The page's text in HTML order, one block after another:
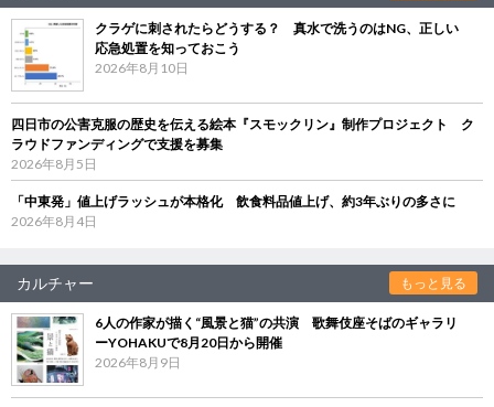
クラゲに刺されたらどうする？ 真水で洗うのはNG、正しい
応急処置を知っておこう
2026年8月10日
四日市の公害克服の歴史を伝える絵本『スモックリン』制作プロジェクト ク
ラウドファンディングで支援を募集
2026年8月5日
「中東発」値上げラッシュが本格化 飲食料品値上げ、約3年ぶりの多さに
2026年8月4日
カルチャー もっと見る
6人の作家が描く“風景と猫”の共演 歌舞伎座そばのギャラリ
ーYOHAKUで8月20日から開催
2026年8月9日